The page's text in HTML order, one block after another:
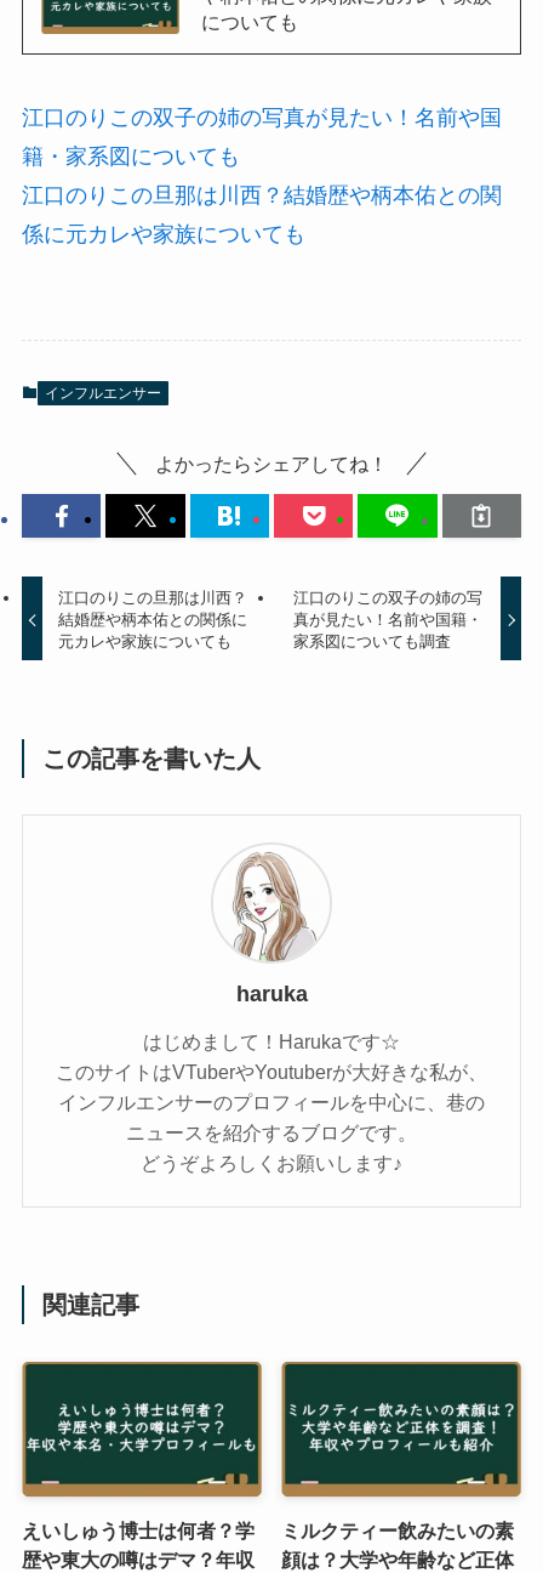
についても
江口のりこの双子の姉の写真が見たい！名前や国
籍・家系図についても
江口のりこの旦那は川西？結婚歴や柄本佑との関
係に元カレや家族についても
インフルエンサー
よかったらシェアしてね！
江口のりこの旦那は川西？
結婚歴や柄本佑との関係に
元カレや家族についても
江口のりこの双子の姉の写
真が見たい！名前や国籍・
家系図についても調査
この記事を書いた人
haruka
はじめまして！Harukaです☆
このサイトはVTuberやYoutuberが大好きな私が、
インフルエンサーのプロフィールを中心に、巷の
ニュースを紹介するブログです。
どうぞよろしくお願いします♪
関連記事
えいしゅう博士は何者？学
歴や東大の噂はデマ？年収
ミルクティー飲みたいの素
顔は？大学や年齢など正体